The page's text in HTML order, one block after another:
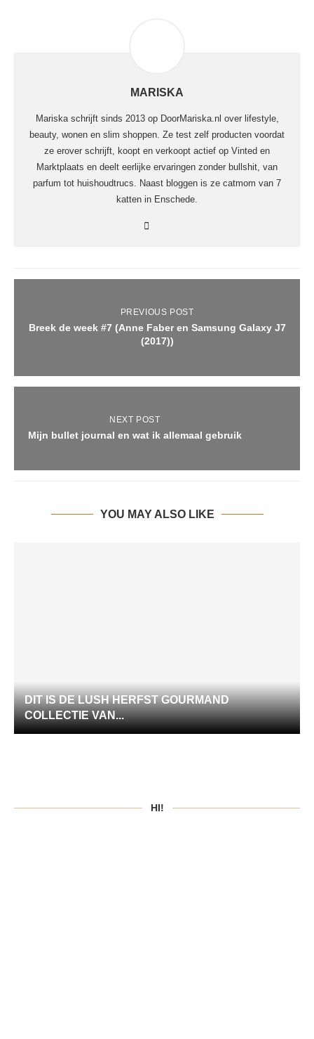
MARISKA
Mariska schrijft sinds 2013 op DoorMariska.nl over lifestyle,
beauty, wonen en slim shoppen. Ze test zelf producten voordat
ze erover schrijft, koopt en verkoopt actief op Vinted en
Marktplaats en deelt eerlijke ervaringen zonder bullshit, van
parfum tot huishoudtrucs. Naast bloggen is ze catmom van 7
katten in Enschede.
PREVIOUS POST
Breek de week #7 (Anne Faber en Samsung Galaxy J7
(2017))
NEXT POST
Mijn bullet journal en wat ik allemaal gebruik
YOU MAY ALSO LIKE
DIT IS DE LUSH HERFST GOURMAND
COLLECTIE VAN...
HI!